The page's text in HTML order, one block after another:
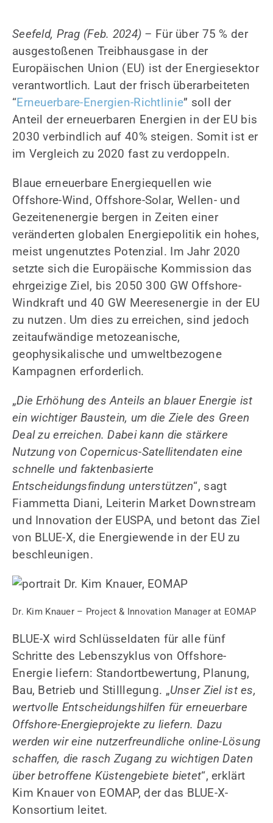
Seefeld, Prag (Feb. 2024) – Für über 75 % der
ausgestoßenen Treibhausgase in der
Europäischen Union (EU) ist der Energiesektor
verantwortlich. Laut der frisch überarbeiteten
“Erneuerbare-Energien-Richtlinie” soll der
Anteil der erneuerbaren Energien in der EU bis
2030 verbindlich auf 40% steigen. Somit ist er
im Vergleich zu 2020 fast zu verdoppeln.
Blaue erneuerbare Energiequellen wie
Offshore-Wind, Offshore-Solar, Wellen- und
Gezeitenenergie bergen in Zeiten einer
veränderten globalen Energiepolitik ein hohes,
meist ungenutztes Potenzial. Im Jahr 2020
setzte sich die Europäische Kommission das
ehrgeizige Ziel, bis 2050 300 GW Offshore-
Windkraft und 40 GW Meeresenergie in der EU
zu nutzen. Um dies zu erreichen, sind jedoch
zeitaufwändige metozeanische,
geophysikalische und umweltbezogene
Kampagnen erforderlich.
„Die Erhöhung des Anteils an blauer Energie ist
ein wichtiger Baustein, um die Ziele des Green
Deal zu erreichen. Dabei kann die stärkere
Nutzung von Copernicus-Satellitendaten eine
schnelle und faktenbasierte
Entscheidungsfindung unterstützen“, sagt
Fiammetta Diani, Leiterin Market Downstream
und Innovation der EUSPA, und betont das Ziel
von BLUE-X, die Energiewende in der EU zu
beschleunigen.
Dr. Kim Knauer – Project & Innovation Manager at EOMAP
BLUE-X wird Schlüsseldaten für alle fünf
Schritte des Lebenszyklus von Offshore-
Energie liefern: Standortbewertung, Planung,
Bau, Betrieb und Stilllegung. „Unser Ziel ist es,
wertvolle Entscheidungshilfen für erneuerbare
Offshore-Energieprojekte zu liefern. Dazu
werden wir eine nutzerfreundliche online-Lösung
schaffen, die rasch Zugang zu wichtigen Daten
über betroffene Küstengebiete bietet“, erklärt
Kim Knauer von EOMAP, der das BLUE-X-
Konsortium leitet.